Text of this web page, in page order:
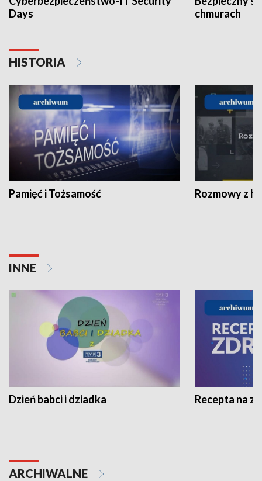
Days
chmurach
HISTORIA
Pamięć i Tożsamość Rozmowy z
INNE
Dzień babci i dziadka Recepta na
ARCHIWALNE